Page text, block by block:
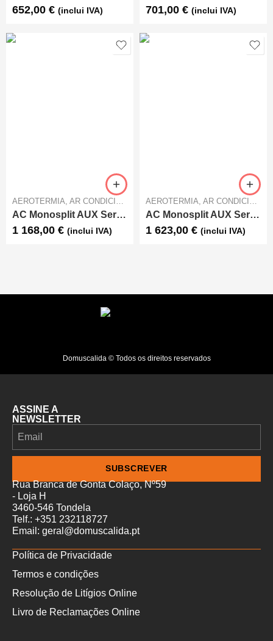
652,00 € (inclui IVA) 701,00 € (inclui IVA)
AEROTERMIA, AR CONDICIONADO
AC Monosplit AUX Serie F AUX-18FA
1 168,00 € (inclui IVA)
AEROTERMIA, AR CONDICIONADO
AC Monosplit AUX Serie F AUX-24FA
1 623,00 € (inclui IVA)
Domuscalida © Todos os direitos reservados
ASSINE A
NEWSLETTER
SUBSCREVER
Rua Branca de Gonta Colaço, Nº59
- Loja H
3460-546 Tondela
Telf.: +351 232118727
Email: geral@domuscalida.pt
Política de Privacidade
Termos e condições
Resolução de Litígios Online
Livro de Reclamações Online